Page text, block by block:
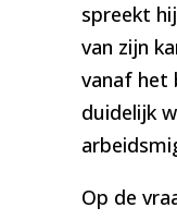
spreekt
van zijn
vanaf het
duidelijk
Op de